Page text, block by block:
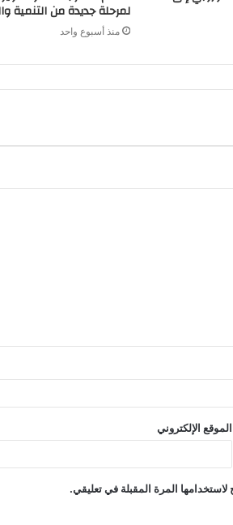
لمرحلة جديدة من التنمية
منذ أسبوع واحد
الموقع الإلكتروني
المرة المقبلة في تعليقي.